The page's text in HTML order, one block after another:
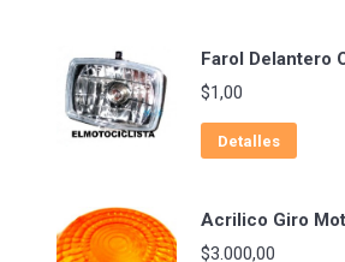
Farol Delantero
$1,00
Detalles
Acrilico Giro
$3.000,00